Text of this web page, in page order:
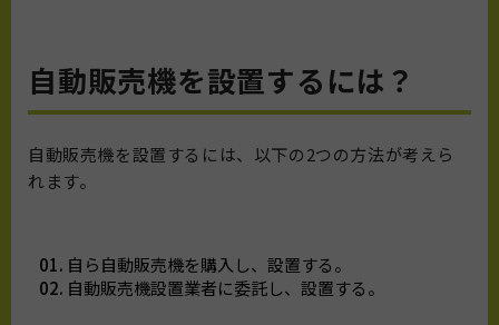
自動販売機を設置するには？
自動販売機を設置するには、以下の2つの方法が考えら
れます。
自ら自動販売機を購入し、設置する。
自動販売機設置業者に委託し、設置する。